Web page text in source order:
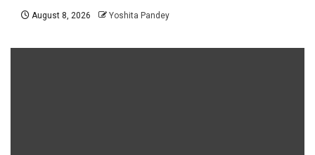
August 8, 2026 Yoshita Pandey